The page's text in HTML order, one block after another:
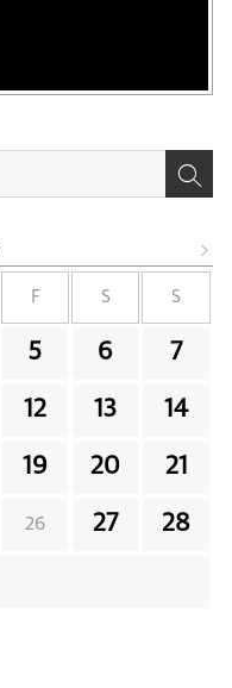
F S S
5 6 7
12 13 14
19 20 21
26 27 28